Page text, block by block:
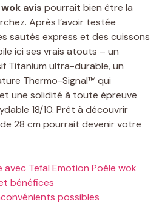
avis pourrait bien être la
Après l’avoir testée
sautés express et des cuissons
ici ses vrais atouts – un
Titanium ultra-durable, un
Thermo-Signal™ qui
une solidité à toute épreuve
18/10. Prêt à découvrir
28 cm pourrait devenir votre
avec Tefal Emotion Poêle wok
bénéfices
possibles